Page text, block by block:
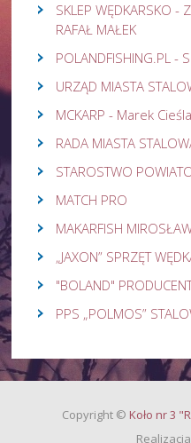
SKLEP WĘDKARSKO -
RAFAŁ MAŁEK
POLANDFISHING.PL -
URZĄD MIASTA
MCKARP - Marek
RADA MIASTA
STAROSTWO
MATCH PRO
MAKARFISH
„JAXON” SPRZĘT
"BOLAND"
PPS „POLMOS”
Copyright © Koło nr 3